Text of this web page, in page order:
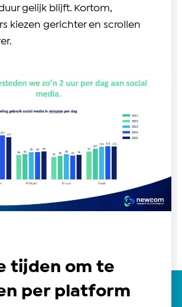
gelijk blijft. Kortom,
kiezen gerichter en scrollen
tijden om te
per platform